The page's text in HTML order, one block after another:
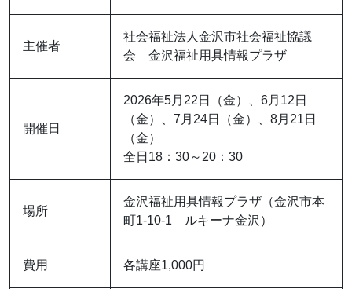
主催者
社会福祉法人金沢市社会福祉協議
会 金沢福祉用具情報プラザ
開催日
2026年5月22日（金）、6月12日
（金）、7月24日（金）、8月21日
（金）
全日18：30～20：30
場所
金沢福祉用具情報プラザ（金沢市本
町1-10-1 ルキーナ金沢）
費用 各講座1,000円